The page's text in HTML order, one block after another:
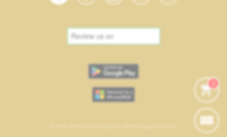
© 2020-2026 suzannamester.hu • Minden jog fenntartva.